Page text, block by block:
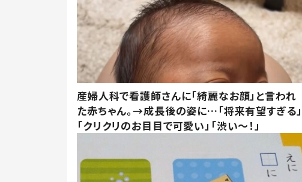
産婦人科で看護師さんに「綺麗なお顔」と言われ
た赤ちゃん。→成長後の姿に…「将来有望すぎる」
「クリクリのお目目で可愛い」「渋い～！」